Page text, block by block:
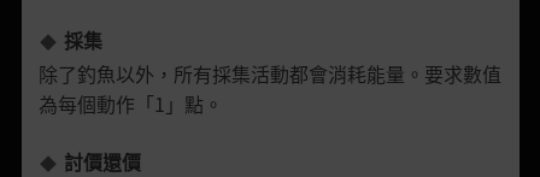
採集
除了釣魚以外，所有採集活動都會消耗能量。要求數值
為每個動作「1」點。
討價還價